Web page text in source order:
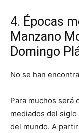
4. Épocas
Manzano
Domingo
No se han
Para muchos será
mediados del
del mundo. A